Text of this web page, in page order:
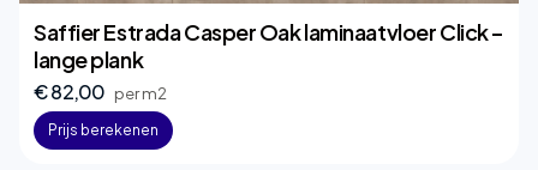
Saffier Estrada Casper Oak laminaatvloer Click –
lange plank
€ 82,00 per m2
Prijs berekenen